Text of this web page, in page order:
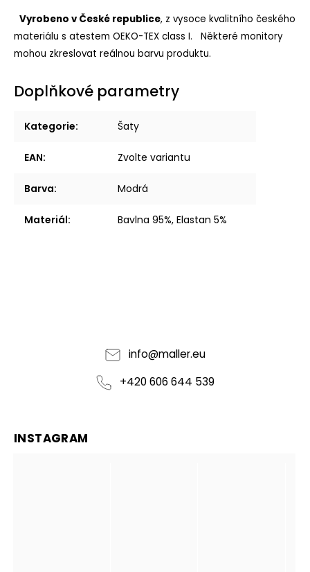
Vyrobeno v České republice, z vysoce kvalitního českého
materiálu s atestem OEKO-TEX class I.
Některé monitory
mohou zkreslovat reálnou barvu produktu.
Doplňkové parametry
Kategorie: Šaty
EAN: Zvolte variantu
Barva: Modrá
Materiál: Bavlna 95%, Elastan 5%
info@maller.eu
+420 606 644 539
INSTAGRAM